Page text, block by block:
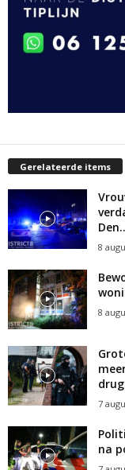
Gerelateerde items
8
8
7
na